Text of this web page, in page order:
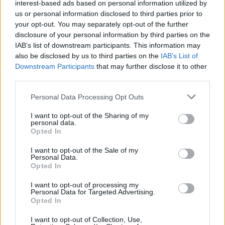
interest-based ads based on personal information utilized by
us or personal information disclosed to third parties prior to
your opt-out. You may separately opt-out of the further
disclosure of your personal information by third parties on the
IAB’s list of downstream participants. This information may
also be disclosed by us to third parties on the IAB’s List of
Downstream Participants that may further disclose it to other
Personal Data Processing Opt Outs
I want to opt-out of the Sharing of my
personal data.
Opted In
I want to opt-out of the Sale of my
Personal Data.
Opted In
I want to opt-out of processing my
Personal Data for Targeted Advertising.
Opted In
I want to opt-out of Collection, Use,
Se ci fosse ancora il Cav...
04/12/2011
Le "dame in nero" nel giorno in
cui Berlusconi si dimette
La sfida di Silvio: "Resto al mio
posto